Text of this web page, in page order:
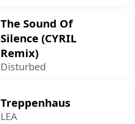
The Sound Of
Silence (CYRIL
Remix)
Disturbed
Treppenhaus
LEA